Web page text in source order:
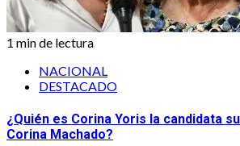
1 min de lectura
NACIONAL
DESTACADO
¿Quién es Corina Yoris la candidata
Corina Machado?